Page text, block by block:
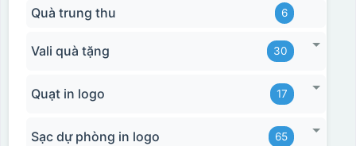
Quà trung thu 6
Vali quà tặng 30
Quạt in logo 17
Sạc dự phòng in logo 65